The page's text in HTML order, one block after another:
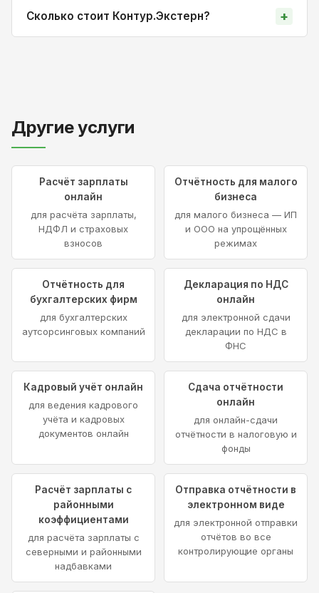
Сколько стоит Контур.Экстерн?
Другие услуги
Расчёт зарплаты
онлайн
для расчёта зарплаты,
НДФЛ и страховых
взносов
Отчётность для малого
бизнеса
для малого бизнеса — ИП
и ООО на упрощённых
режимах
Отчётность для
бухгалтерских фирм
для бухгалтерских
аутсорсинговых компаний
Декларация по НДС
онлайн
для электронной сдачи
декларации по НДС в
ФНС
Кадровый учёт онлайн
для ведения кадрового
учёта и кадровых
документов онлайн
Сдача отчётности
онлайн
для онлайн-сдачи
отчётности в налоговую и
фонды
Расчёт зарплаты с
районными
коэффициентами
для расчёта зарплаты с
северными и районными
надбавками
Отправка отчётности в
электронном виде
для электронной отправки
отчётов во все
контролирующие органы